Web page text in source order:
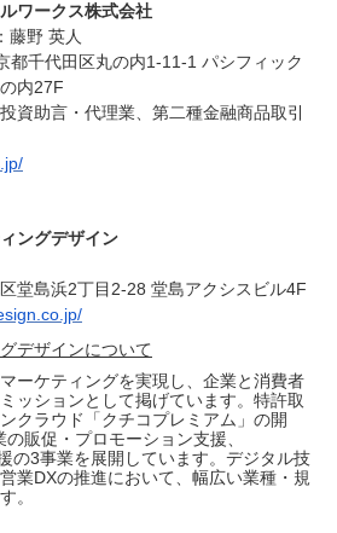
ワークス株式会社
藤野 英人
都千代田区丸の内1-11-1 パシフィック
内27F
資助言・代理業、第二種金融商品取引
ングデザイン
堂島浜2丁目2-28 堂島アクシスビル4F
デザインについて
ーケティングを実現し、企業と消費者
ッションとして掲げています。特許取
クラウド「クチコプレミアム」の開
販促・プロモーション支援、
の3事業を展開しています。デジタル技
業DXの推進において、幅広い業種・規
。